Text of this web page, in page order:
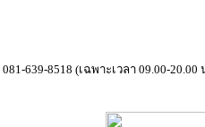
081-639-8518 (เฉพาะเวลา 09.00-20.00